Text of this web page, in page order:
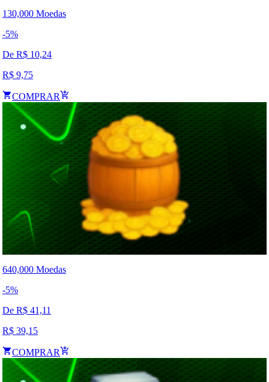
130,000 Moedas
-5%
De R$ 10,24
R$ 9,75
COMPRAR
640,000 Moedas
-5%
De R$ 41,11
R$ 39,15
COMPRAR